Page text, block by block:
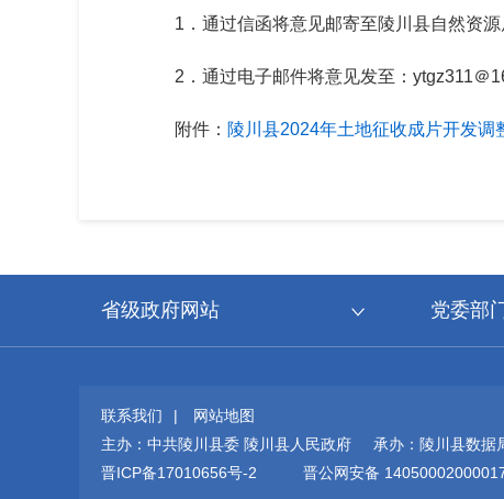
1．通过信函将意见邮寄至陵川县自然资
2．通过电子邮件将意见发至：ytgz311＠
附件： 陵川县2024年土地征收成片开发调
省级政府网站 党委部
联系我们 |
网站地图
主办：中共陵川县委 陵川县人民政府 承办：陵川县数据
晋ICP备17010656号-2
晋公网安备